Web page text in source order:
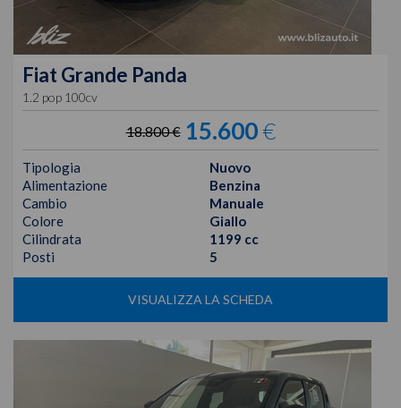
Fiat Grande Panda
1.2 pop 100cv
18.800 € 15.600€
Tipologia
Nuovo
Alimentazione
Benzina
Cambio
Manuale
Colore
Giallo
Cilindrata
1199 cc
Posti
5
VISUALIZZA LA SCHEDA